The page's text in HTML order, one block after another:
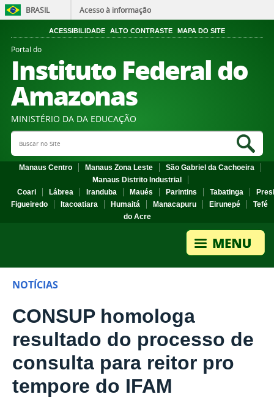
BRASIL Acesso à informação
ACESSIBILIDADE ALTO CONTRASTE MAPA DO SITE
Portal do
Instituto Federal do
Amazonas
MINISTÉRIO DA DA EDUCAÇÃO
Search Site
Manaus Centro Manaus Zona Leste
São Gabriel da Cachoeira
Manaus Distrito Industrial
Coari
Lábrea Iranduba Maués Parintins Tabatinga
Figueiredo
Itacoatiara Humaitá Manacapuru Eirunepé
Tefé
do Acre
NOTÍCIAS
CONSUP homologa
resultado do processo de
consulta para reitor pro
tempore do IFAM